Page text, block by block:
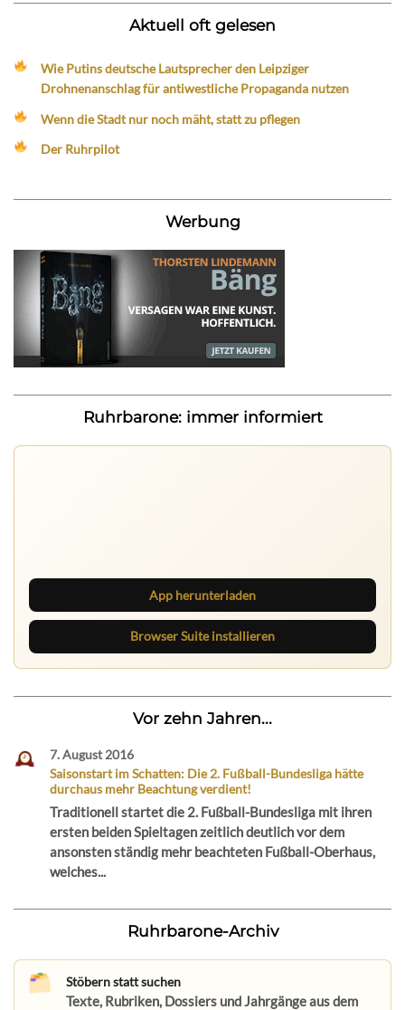
Aktuell oft gelesen
Wie Putins deutsche Lautsprecher den Leipziger
Drohnenanschlag für antiwestliche Propaganda nutzen
Wenn die Stadt nur noch mäht, statt zu pflegen
Der Ruhrpilot
Werbung
Ruhrbarone: immer informiert
App herunterladen
Browser Suite installieren
Vor zehn Jahren...
7. August 2016
Saisonstart im Schatten: Die 2. Fußball-Bundesliga hätte
durchaus mehr Beachtung verdient!
Traditionell startet die 2. Fußball-Bundesliga mit ihren
ersten beiden Spieltagen zeitlich deutlich vor dem
ansonsten ständig mehr beachteten Fußball-Oberhaus,
welches...
Ruhrbarone-Archiv
Stöbern statt suchen
Texte, Rubriken, Dossiers und Jahrgänge aus dem